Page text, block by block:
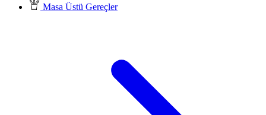
Masa Üstü Gereçler